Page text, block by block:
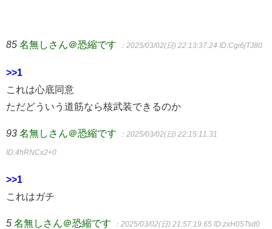
85 名無しさん＠恐縮です ：2025/03/02(日) 22:13:37.24 ID:Cgi6jTJ80
>>1
これは心底同意
ただどういう道筋なら核武装できるのか
93 名無しさん＠恐縮です ：2025/03/02(日) 22:15:11.31
ID:4hRNCx2+0
>>1
これはガチ
5 名無しさん＠恐縮です ：2025/03/02(日) 21:57:19.65 ID:zxH05Tsd0